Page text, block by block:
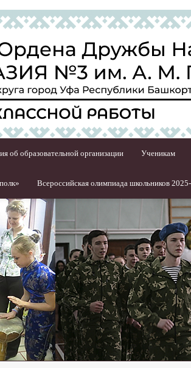
об образовательной организации Ученикам
Всероссийская олимпиада школьников